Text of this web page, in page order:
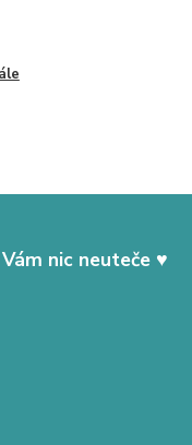
nic neuteče ♥